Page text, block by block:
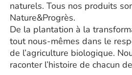
naturels. Tous nos produits
Nature&Progrès.
De la plantation à la
tout nous-mêmes dans le
de l’agriculture biologique.
raconter l’histoire de chacun